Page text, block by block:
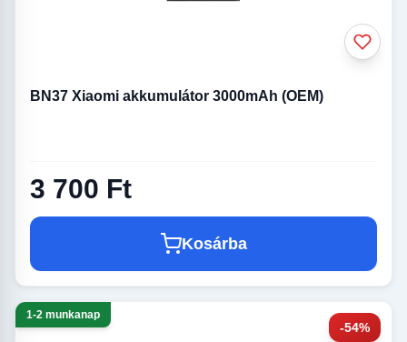
BN37 Xiaomi akkumulátor 3000mAh (OEM)
3 700 Ft
Kosárba
-54%
1-2 munkanap